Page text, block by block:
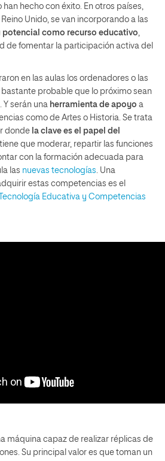
hecho con éxito. En otros países,
Unido, se van incorporando a las
potencial como recurso educativo,
de fomentar la participación activa del
en las aulas los ordenadores o las
probable que lo próximo sean
serán una herramienta de apoyo a
como de Artes o Historia. Se trata
donde la clave es el papel del
que moderar, repartir las funciones
con la formación adecuada para
las nuevas tecnologías. Una
estas competencias es el
Educativa y Competencias
máquina capaz de realizar réplicas de
Su principal valor es que toman un